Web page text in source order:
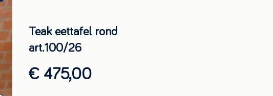
Teak eettafel rond
art.100/26
€ 475,00